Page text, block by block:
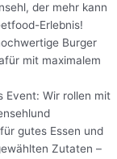
der mehr kann
Erlebnis!
Burger
mit maximalem
Event: Wir rollen mit
gutes Essen und
Zutaten –